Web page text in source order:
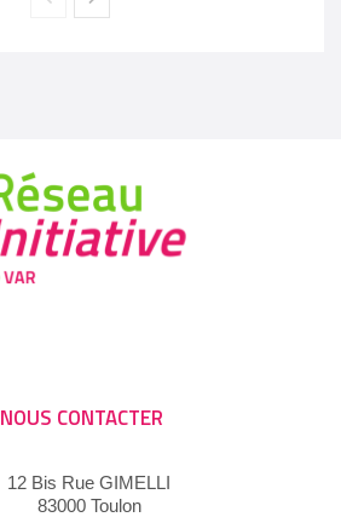
NOUS CONTACTER
12 Bis Rue GIMELLI
83000 Toulon